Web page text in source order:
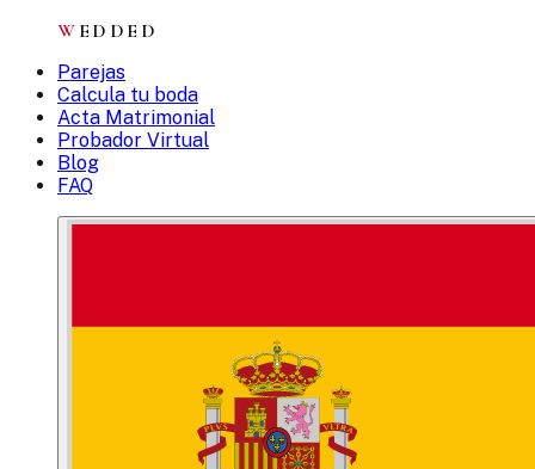
W EDDED
Parejas
Calcula tu boda
Acta Matrimonial
Probador Virtual
Blog
FAQ